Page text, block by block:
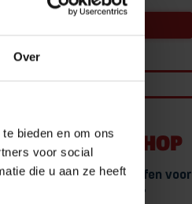
Over
bieden en om ons
voor social
die u aan ze heeft
WEBSHOP
aanschaffen voor
je theorie examen?